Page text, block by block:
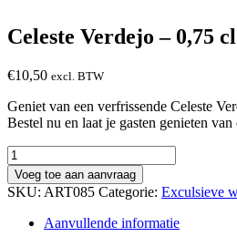
Celeste Verdejo – 0,75 cl
€10,50 excl. BTW
Geniet van een verfrissende Celeste
Bestel nu en laat je gasten genieten
Celeste
Verdejo
-
0,75
Voeg toe aan aanvraag
SKU: ART085 Categorie: Exculsieve
Aanvullende informatie